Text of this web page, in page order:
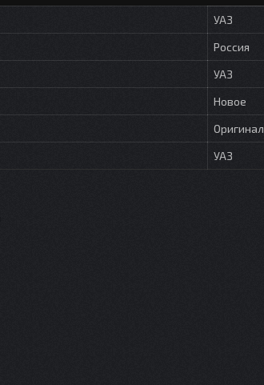
УАЗ
Россия
УАЗ
Новое
Оригинал
УАЗ